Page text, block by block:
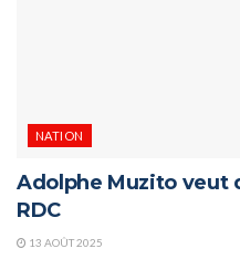
NATION
Adolphe Muzito veut
RDC
13 AOÛT 2025